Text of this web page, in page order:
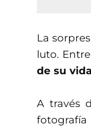
La
luto.
de su
A través
fotografía